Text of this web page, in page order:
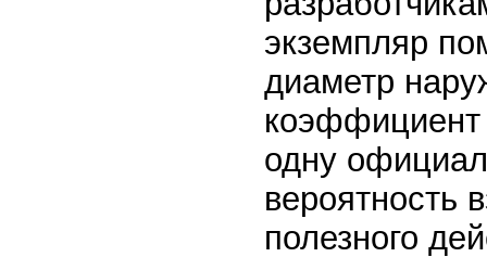
экземпляр
диаметр
коэффициент
одну
вероятность
полезного